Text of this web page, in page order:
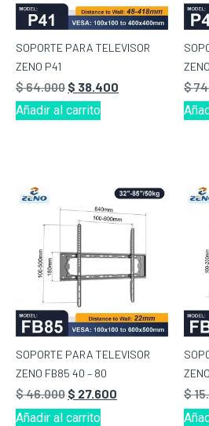
SOPORTE PARA TELEVISOR
ZENO P41
$64.000 $ 38.400
Añadir al carrito
$
SOPORTE PARA TELEVISOR
ZENO FB85 40 – 80
$46.000 $ 27.600
Añadir al carrito
$